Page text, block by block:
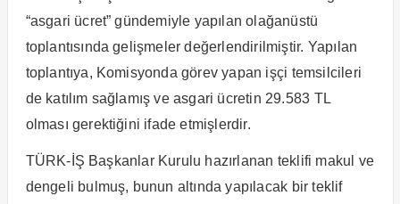
“asgari ücret” gündemiyle yapılan olağanüstü
toplantısında gelişmeler değerlendirilmiştir. Yapılan
toplantıya, Komisyonda görev yapan işçi temsilcileri
de katılım sağlamış ve asgari ücretin 29.583 TL
olması gerektiğini ifade etmişlerdir.
TÜRK-İŞ Başkanlar Kurulu hazırlanan teklifi makul ve
dengeli bulmuş, bunun altında yapılacak bir teklif